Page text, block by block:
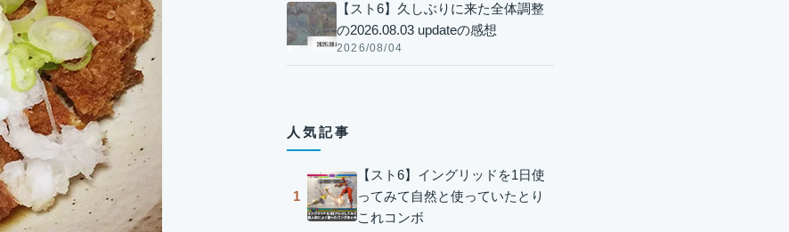
【スト6】久しぶりに来た全体調整
の2026.08.03 updateの感想
2026/08/04
人気記事
1
【スト6】イングリッドを1日使
ってみて自然と使っていたとり
これコンボ